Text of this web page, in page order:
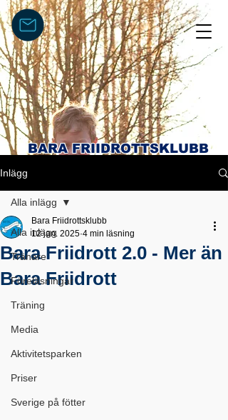
BARA FRIIDROTTSKLUBB
Inlägg
Alla inlägg
Tränare
Föreläsningar
Träning
Media
Aktivitetsparken
Priser
Sverige på fötter
Alla inlägg
Bara Friidrott 2.0 - Mer än
Bara Friidrott
Bara Friidrottsklubb
12 jan. 2025 4 min läsning